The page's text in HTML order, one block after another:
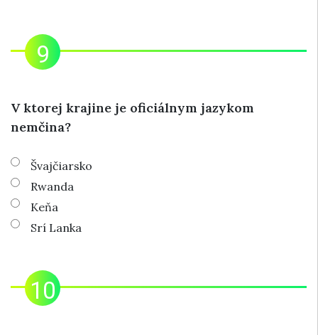
V ktorej krajine je oficiálnym jazykom
nemčina?
Švajčiarsko
Rwanda
Keňa
Srí Lanka